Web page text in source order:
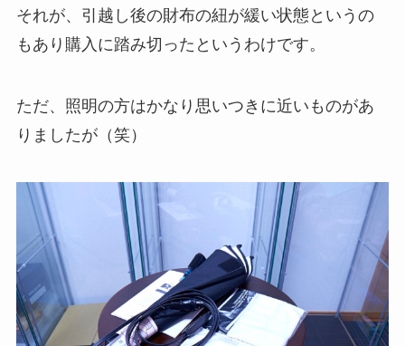
それが、引越し後の財布の紐が緩い状態というの
もあり購入に踏み切ったというわけです。
ただ、照明の方はかなり思いつきに近いものがあ
りましたが（笑）